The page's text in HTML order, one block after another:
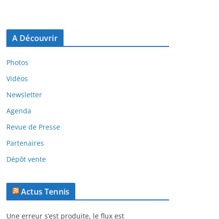
A Découvrir
Photos
Vidéos
Newsletter
Agenda
Revue de Presse
Partenaires
Dépôt vente
Actus Tennis
Une erreur s’est produite, le flux est